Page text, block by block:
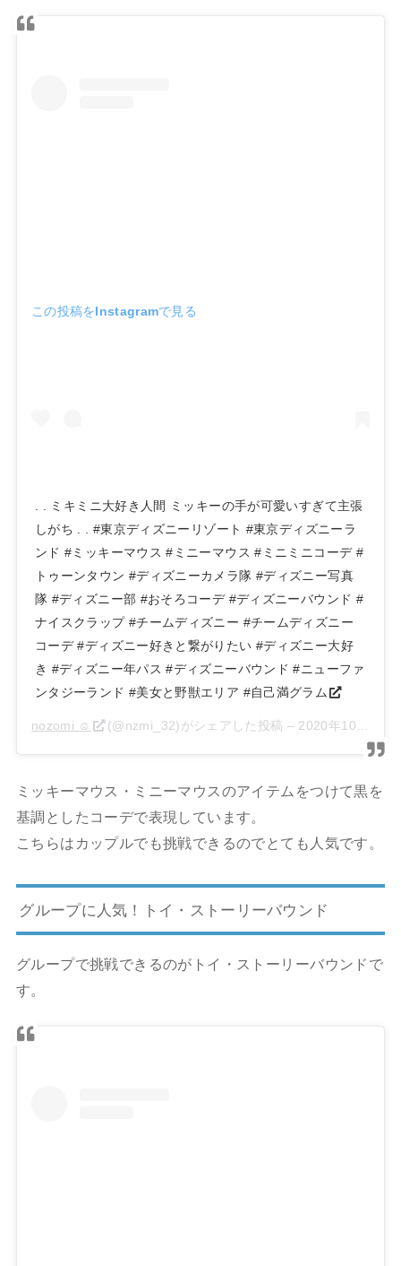
この投稿をInstagramで見る
. . ミキミニ大好き人間 ミッキーの手が可愛いすぎて主張
しがち . . #東京ディズニーリゾート #東京ディズニーラ
ンド #ミッキーマウス #ミニーマウス #ミニミニコーデ #
トゥーンタウン #ディズニーカメラ隊 #ディズニー写真
隊 #ディズニー部 #おそろコーデ #ディズニーバウンド #
ナイスクラップ #チームディズニー #チームディズニー
コーデ #ディズニー好きと繋がりたい #ディズニー大好
き #ディズニー年パス #ディズニーバウンド #ニューファ
ンタジーランド #美女と野獣エリア #自己満グラム
nozomi ☺︎ (@nzmi_32)がシェアした投稿 – 2020年10月月10日午前5時09分PDT
ミッキーマウス・ ミニーマウスのアイテムをつけて黒を
基調としたコーデで表現しています。
こちらはカップルでも挑戦できるのでとても人気です。
グループに人気！トイ・ストーリーバウンド
グループで挑戦できるのがトイ・ストーリーバウンドで
す。